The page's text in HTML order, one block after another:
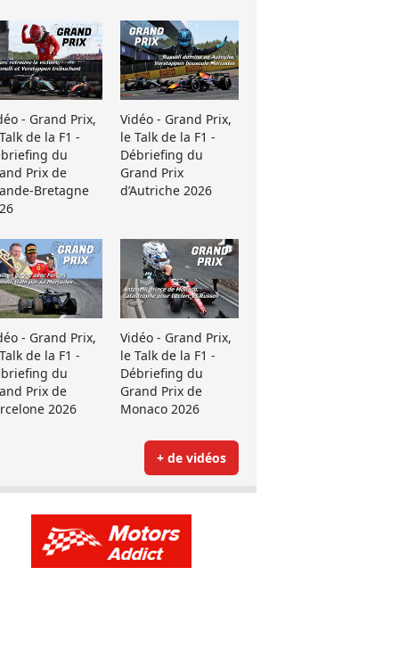
- Grand Prix,
de la F1 -
du
Prix de
Bretagne
Vidéo - Grand Prix,
le Talk de la F1 -
Débriefing du
Grand Prix
d’Autriche 2026
- Grand Prix,
de la F1 -
du
Prix de
2026
Vidéo - Grand Prix,
le Talk de la F1 -
Débriefing du
Grand Prix de
Monaco 2026
+ de vidéos